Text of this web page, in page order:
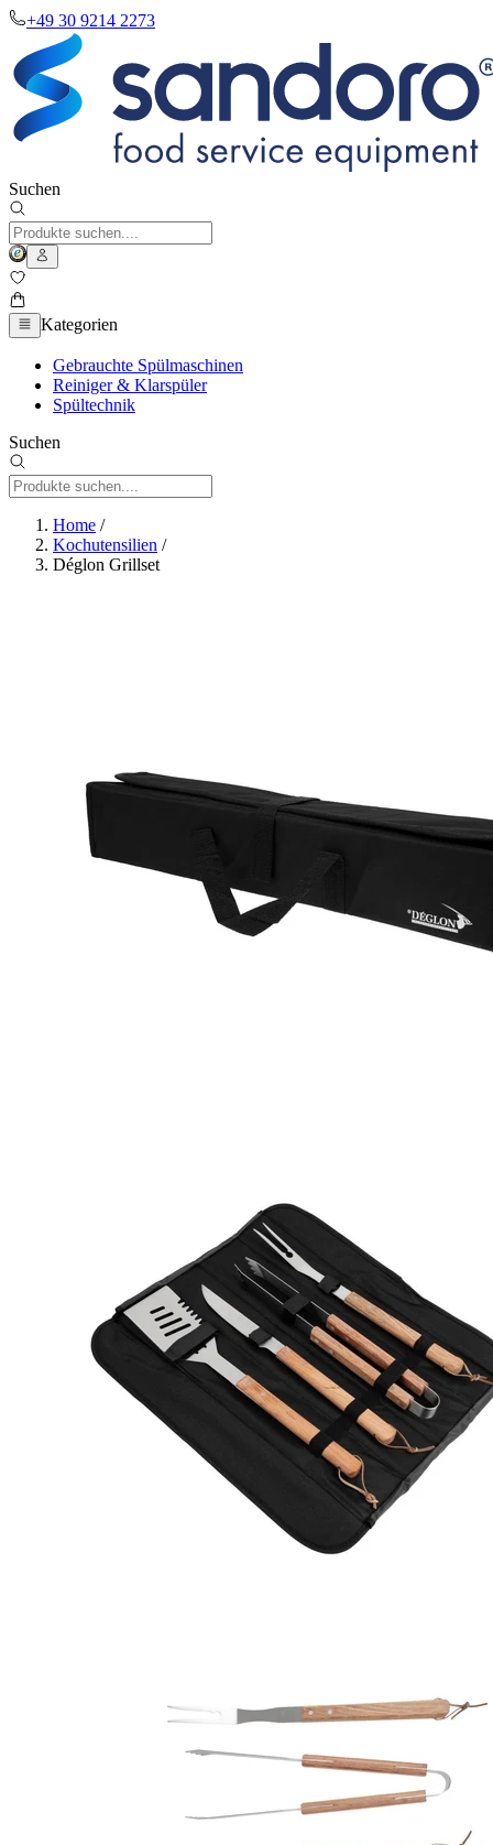
+49 30 9214 2273
Suchen
Kategorien
Gebrauchte Spülmaschinen
Reiniger & Klarspüler
Spültechnik
Suchen
Home /
Kochutensilien /
Déglon Grillset